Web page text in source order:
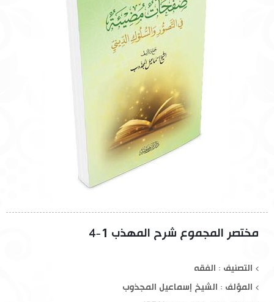
مختصر المجموع شرح المهذب 1-4
التصنيف : الفقه
المؤلف : الشيخ إسماعيل المجذوب